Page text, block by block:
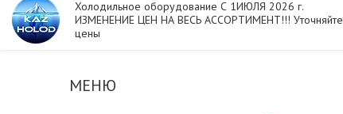
Холодильное оборудование С 1ИЮЛЯ 2026 г.
ИЗМЕНЕНИЕ ЦЕН НА ВЕСЬ АССОРТИМЕНТ!!! Уточняйте
цены